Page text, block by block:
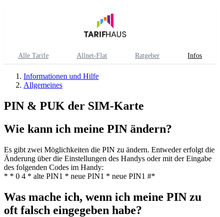
Alle Tarife Allnet-Flat Ratgeber Infos
Informationen und Hilfe
Allgemeines
PIN & PUK der SIM-Karte
Wie kann ich meine PIN ändern?
Es gibt zwei Möglichkeiten die PIN zu ändern. Entweder erfolgt die
Änderung über die Einstellungen des Handys oder mit der Eingabe
des folgenden Codes im Handy:
* * 0 4 * alte PIN1 * neue PIN1 * neue PIN1 #*
Was mache ich, wenn ich meine PIN zu
oft falsch eingegeben habe?